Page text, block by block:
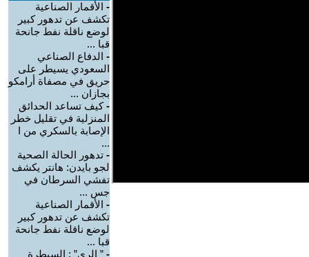
- الأقمار الصناعية
تكشف عن تدهور كبير
لوضع ناقلة نفط جانحة
قبا ...
- الدفاع الصناعي
السعودي يسيطر على
حريق في مصفاة أرامكو
بجازان ...
-كيف تساعد الحدائق
المنزلية في تقليل خطر
الإصابة بالسكري من ا
...
- تدهور الحالة الصحية
لجو بايدن: هانتر يكشف
تفشي السرطان في
جس ...
- الأقمار الصناعية
تكشف عن تدهور كبير
لوضع ناقلة نفط جانحة
قبا ...
- ” الري” : السيطرة